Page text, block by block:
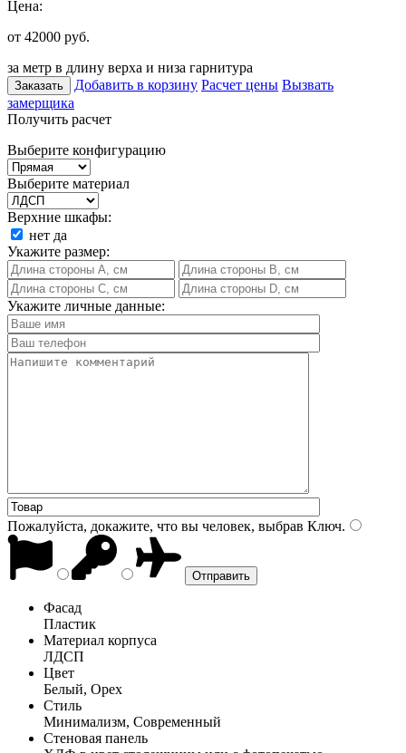
Цена:
от 42000 руб.
за метр в длину верха и низа гарнитура
Заказать Добавить в корзину Расчет цены Вызвать
замерщика
Получить расчет
Выберите конфигурацию
Выберите материал
Верхние шкафы:
нет да
Укажите размер:
Укажите личные данные:
Пожалуйста, докажите, что вы человек, выбрав Ключ.
Фасад
Пластик
Материал корпуса
ЛДСП
Цвет
Белый, Орех
Стиль
Минимализм, Современный
Стеновая панель